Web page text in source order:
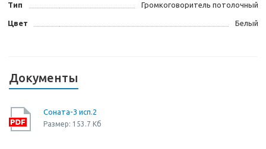
Тип Громкоговоритель потолочный
Цвет Белый
Документы
Соната-3 исп.2
Размер: 153.7 Кб